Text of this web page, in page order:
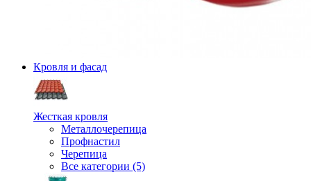
Кровля и фасад
Жесткая кровля
Металлочерепица
Профнастил
Черепица
Все категории (5)